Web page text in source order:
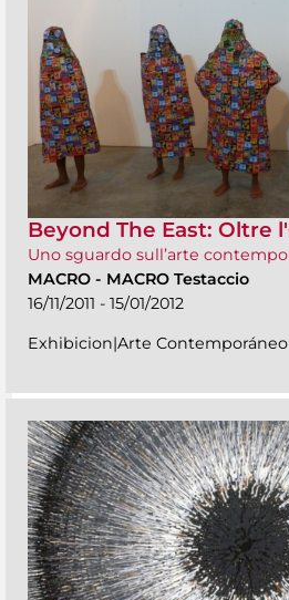
Beyond The East: Oltre
Uno sguardo sull’arte
MACRO - MACRO Testaccio
16/11/2011 - 15/01/2012
Exhibicion|Arte Contemporáneo